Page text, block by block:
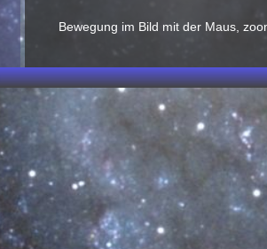
Bewegung im Bild mit der Maus,